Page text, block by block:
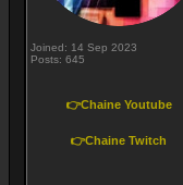
Joined: 14 Sep 2023
Posts: 645
👉Chaine Youtube
👉Chaine Twitch